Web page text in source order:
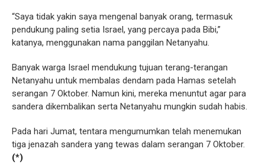
“Saya tidak yakin saya mengenal banyak orang, termasuk
pendukung paling setia Israel, yang percaya pada Bibi,”
katanya, menggunakan nama panggilan Netanyahu.
Banyak warga Israel mendukung tujuan terang-terangan
Netanyahu untuk membalas dendam pada Hamas setelah
serangan 7 Oktober. Namun kini, mereka menuntut agar para
sandera dikembalikan serta Netanyahu mungkin sudah habis.
Pada hari Jumat, tentara mengumumkan telah menemukan
tiga jenazah sandera yang tewas dalam serangan 7 Oktober.
(*)